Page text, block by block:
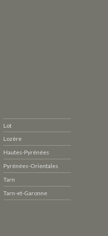
Lot
Lozère
Hautes-Pyrénées
Pyrénées-Orientales
Tarn
Tarn-et-Garonne